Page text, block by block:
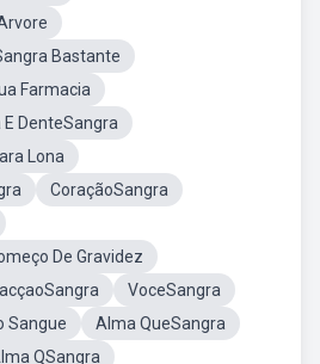
Bastante
Farmacia
E DenteSangra
Lona
CoraçãoSangra
De Gravidez
VoceSangra
Sangue
Alma QueSangra
QSangra